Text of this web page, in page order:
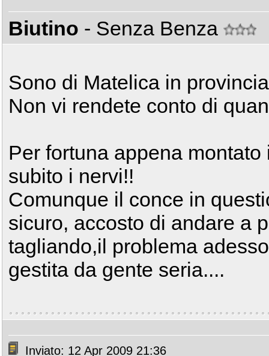
Biutino - Senza Benza
Sono di Matelica in
Non vi rendete conto di
Per fortuna appena
subito i nervi!!
Comunque il conce in
sicuro, accosto di andare a
tagliando,il problema
gestita da gente seria....
Inviato: 12 Apr 2009 21:36